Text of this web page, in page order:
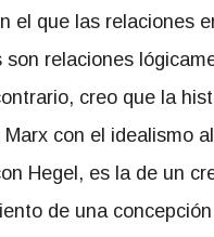
el que las relaciones
son relaciones
creo que la
con el idealismo
Hegel, es la de un
de una